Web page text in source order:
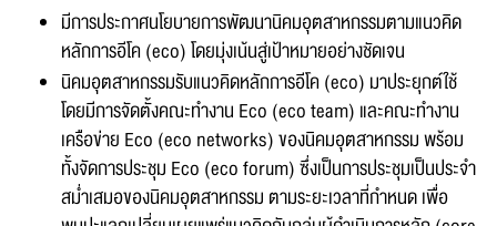
มีการประกาศนโยบายการพัฒนานิคมอุตสาหกรรมตามแนวคิด
หลักการอีโค (eco) โดยมุ่งเน้นสู่เป้าหมายอย่างชัดเจน
นิคมอุตสาหกรรมรับแนวคิดหลักการอีโค (eco) มาประยุกต์ใช้
โดยมีการจัดตั้งคณะทำงาน Eco (eco team) และคณะทำงาน
เครือข่าย Eco (eco networks) ของนิคมอุตสาหกรรม พร้อม
ทั้งจัดการประชุม Eco (eco forum) ซึ่งเป็นการประชุมเป็นประจำ
สม่ำเสมอของนิคมอุตสาหกรรม ตามระยะเวลาที่กำหนด เพื่อ